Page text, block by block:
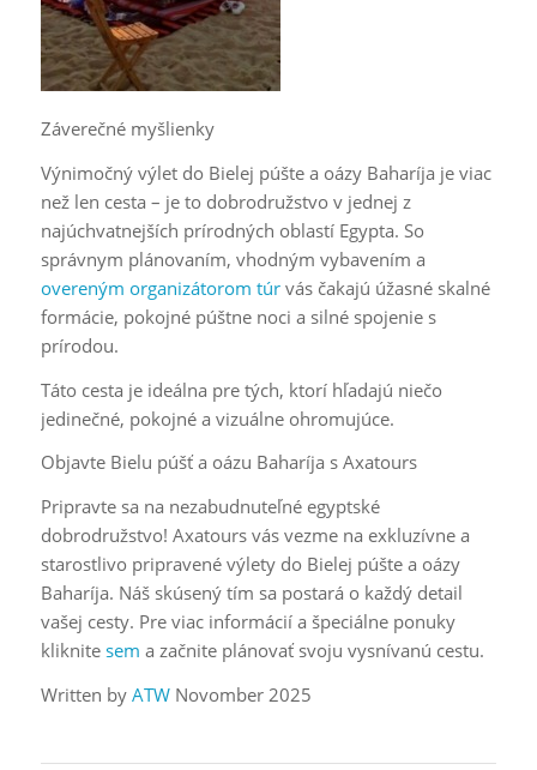
Záverečné myšlienky
Výnimočný výlet do Bielej púšte a oázy Baharíja je viac
než len cesta – je to dobrodružstvo v jednej z
najúchvatnejších prírodných oblastí Egypta. So
správnym plánovaním, vhodným vybavením a
overeným organizátorom túrvás čakajú úžasné skalné
formácie, pokojné púštne noci a silné spojenie s
prírodou.
Táto cesta je ideálna pre tých, ktorí hľadajú niečo
jedinečné, pokojné a vizuálne ohromujúce.
Objavte Bielu púšť a oázu Baharíja s Axatours
Pripravte sa na nezabudnuteľné egyptské
dobrodružstvo! Axatours vás vezme na exkluzívne a
starostlivo pripravené výlety do Bielej púšte a oázy
Baharíja. Náš skúsený tím sa postará o každý detail
vašej cesty. Pre viac informácií a špeciálne ponuky
kliknite sem a začnite plánovať svoju vysnívanú cestu.
Written by ATWNovomber 2025